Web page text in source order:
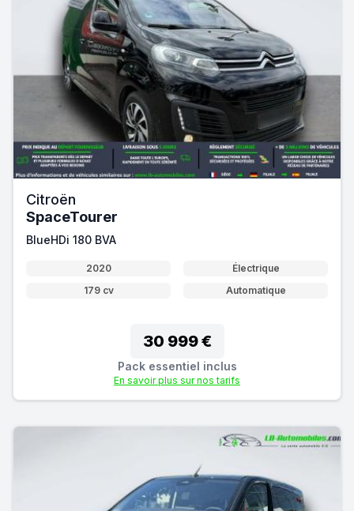
Citroën
SpaceTourer
BlueHDi 180 BVA
2020
Électrique
179 cv
Automatique
30 999 €
Pack essentiel inclus
En savoir plus sur nos tarifs